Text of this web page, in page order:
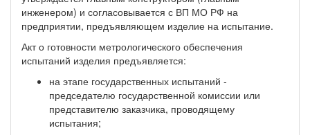
инженером) и согласовывается с ВП МО РФ на
предприятии, предъявляющем изделие на испытание.
Акт о готовности метрологического обеспечения
испытаний изделия предъявляется:
на этапе государственных испытаний -
председателю государственной комиссии или
представителю заказчика, проводящему
испытания;